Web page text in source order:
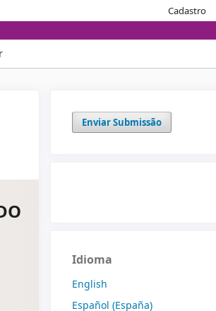
Cadastro
Enviar Submissão
Idioma
English
Español (España)